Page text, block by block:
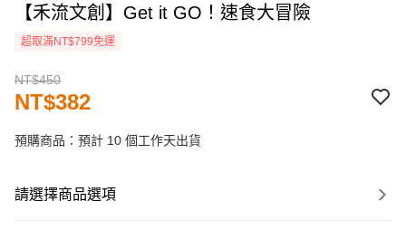
【禾流文創】Get it GO！速食大冒險
超取滿NT$799免運
NT$450
NT$382
預購商品：預計 10 個工作天出貨
請選擇商品選項